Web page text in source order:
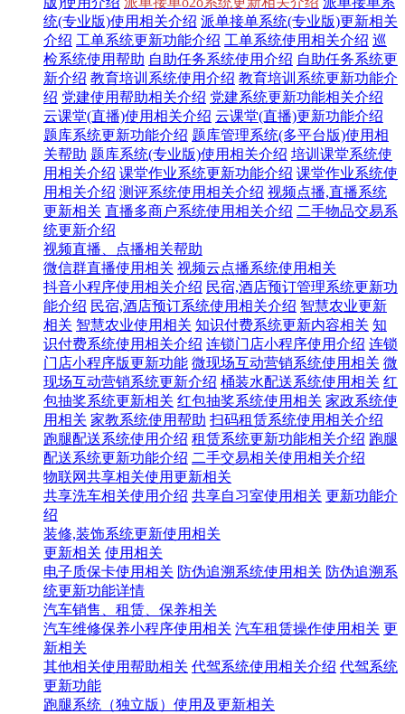
统(专业版)使用相关介绍 派单接单系统(专业版)更新相关
介绍 工单系统更新功能介绍 工单系统使用相关介绍 巡
检系统使用帮助 自助任务系统使用介绍 自助任务系统更
新介绍 教育培训系统使用介绍 教育培训系统更新功能介
绍 党建使用帮助相关介绍 党建系统更新功能相关介绍
云课堂(直播)使用相关介绍 云课堂(直播)更新功能介绍
题库系统更新功能介绍 题库管理系统(多平台版)使用相
关帮助 题库系统(专业版)使用相关介绍 培训课堂系统使
用相关介绍 课堂作业系统更新功能介绍 课堂作业系统使
用相关介绍 测评系统使用相关介绍 视频点播,直播系统
更新相关 直播多商户系统使用相关介绍 二手物品交易系
统更新介绍
视频直播、点播相关帮助
微信群直播使用相关 视频云点播系统使用相关
抖音小程序使用相关介绍 民宿,酒店预订管理系统更新功
能介绍 民宿,酒店预订系统使用相关介绍 智慧农业更新
相关 智慧农业使用相关 知识付费系统更新内容相关 知
识付费系统使用相关介绍 连锁门店小程序使用介绍 连锁
门店小程序版更新功能 微现场互动营销系统使用相关 微
现场互动营销系统更新介绍 桶装水配送系统使用相关 红
包抽奖系统更新相关 红包抽奖系统使用相关 家政系统使
用相关 家教系统使用帮助 扫码租赁系统使用相关介绍
跑腿配送系统使用介绍 租赁系统更新功能相关介绍 跑腿
配送系统更新功能介绍 二手交易相关使用相关介绍
物联网共享相关使用更新相关
共享洗车相关使用介绍 共享自习室使用相关 更新功能介
绍
装修,装饰系统更新使用相关
更新相关 使用相关
电子质保卡使用相关 防伪追溯系统使用相关 防伪追溯系
统更新功能详情
汽车销售、租赁、保养相关
汽车维修保养小程序使用相关 汽车租赁操作使用相关 更
新相关
其他相关使用帮助相关 代驾系统使用相关介绍 代驾系统
更新功能
跑腿系统（独立版）使用及更新相关